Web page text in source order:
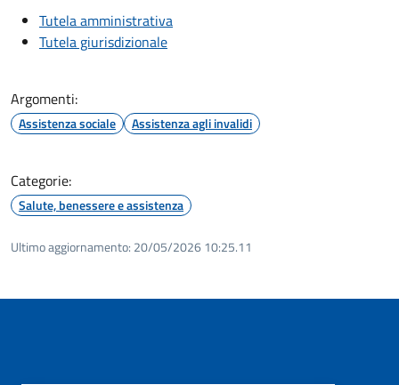
Tutela amministrativa
Tutela giurisdizionale
Argomenti:
Assistenza sociale Assistenza agli invalidi
Categorie:
Salute, benessere e assistenza
Ultimo aggiornamento: 20/05/2026 10:25.11